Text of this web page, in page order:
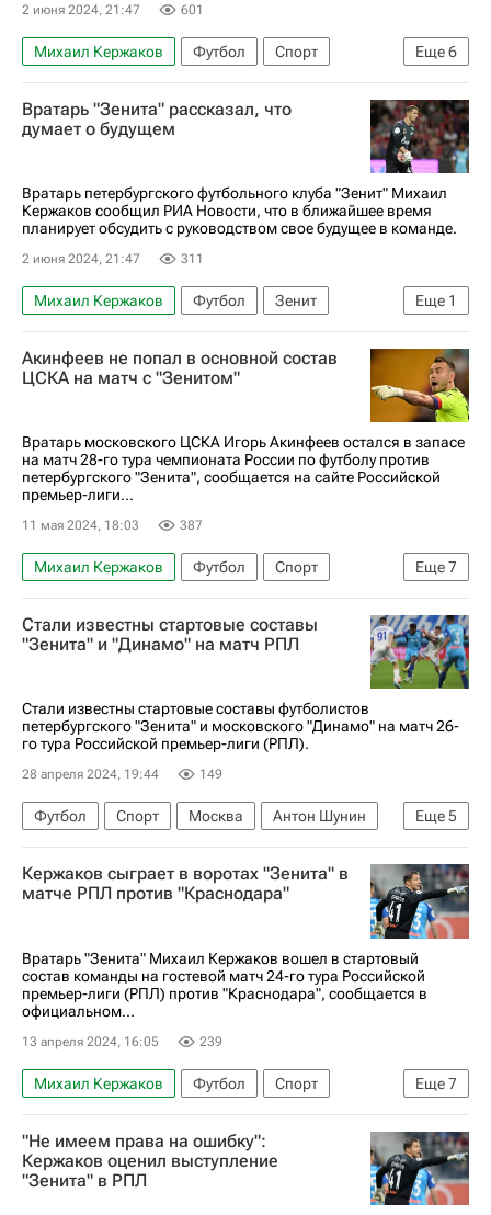
2 июня 2024, 21:47 601
Еще6
Михаил Кержаков Футбол
Спорт
Россия
Москва Зенит
Ростов
Кубок России по футболу
Балтика
Вратарь "Зенита" рассказал, что
думает о будущем
Вратарь петербургского футбольного клуба "Зенит" Михаил
Кержаков сообщил РИА Новости, что в ближайшее время
планирует обсудить с руководством свое будущее в команде.
2 июня 2024, 21:47 311
Еще 1
Михаил Кержаков Футбол
Зенит
Балтика
Акинфеев не попал в основной состав
ЦСКА на матч с "Зенитом"
Вратарь московского ЦСКА Игорь Акинфеев остался в запасе
на матч 28-го тура чемпионата России по футболу против
петербургского "Зенита", сообщается на сайте Российской
премьер-лиги...
11 мая 2024, 18:03 387
Еще7
Михаил Кержаков Футбол
Спорт
Россия
Санкт-Петербург
Игорь Акинфеев
Владислав Тороп
ПФК ЦСКА
Зенит
Стали известны стартовые составы
"Зенита" и "Динамо" на матч РПЛ
Стали известны стартовые составы футболистов
петербургского "Зенита" и московского "Динамо" на матч 26-
го тура Российской премьер-лиги (РПЛ).
28 апреля 2024, 19:44 149
Еще5
Футбол Спорт Москва
Антон Шунин
Зенит
Диего Лаксальт
Динамо Москва
Фабиан Бальбуэна
Сантос
Кержаков сыграет в воротах "Зенита" в
матче РПЛ против "Краснодара"
Вратарь "Зенита" Михаил Кержаков вошел в стартовый
состав команды на гостевой матч 24-го тура Российской
премьер-лиги (РПЛ) против "Краснодара", сообщается в
официальном...
13 апреля 2024, 16:05 239
Еще7
Михаил Кержаков Футбол
Спорт
Краснодар
Вячеслав Караваев
Страхиня Эракович
Зенит
Сантос
Кубок России по футболу
"Не имеем права на ошибку":
Кержаков оценил выступление
"Зенита" в РПЛ